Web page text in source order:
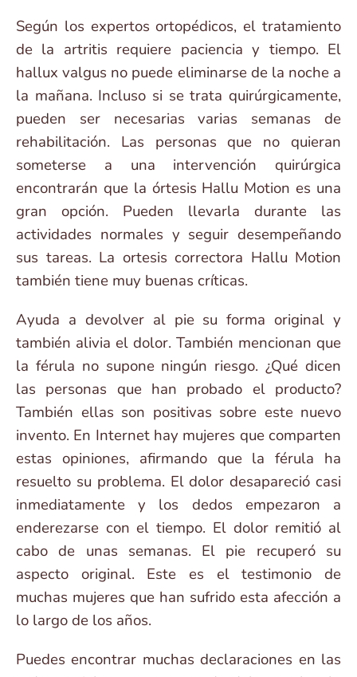
Según los expertos ortopédicos, el tratamiento
de la artritis requiere paciencia y tiempo. El
hallux valgus no puede eliminarse de la noche a
la mañana. Incluso si se trata quirúrgicamente,
pueden ser necesarias varias semanas de
rehabilitación. Las personas que no quieran
someterse a una intervención quirúrgica
encontrarán que la órtesis Hallu Motion es una
gran opción. Pueden llevarla durante las
actividades normales y seguir desempeñando
sus tareas. La ortesis correctora Hallu Motion
también tiene muy buenas críticas.
Ayuda a devolver al pie su forma original y
también alivia el dolor. También mencionan que
la férula no supone ningún riesgo. ¿Qué dicen
las personas que han probado el producto?
También ellas son positivas sobre este nuevo
invento. En Internet hay mujeres que comparten
estas opiniones, afirmando que la férula ha
resuelto su problema. El dolor desapareció casi
inmediatamente y los dedos empezaron a
enderezarse con el tiempo. El dolor remitió al
cabo de unas semanas. El pie recuperó su
aspecto original. Este es el testimonio de
muchas mujeres que han sufrido esta afección a
lo largo de los años.
Puedes encontrar muchas declaraciones en las